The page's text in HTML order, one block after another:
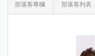
部落客專欄 部落客列表